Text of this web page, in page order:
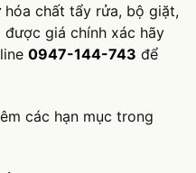
chất tẩy rửa, bộ giặt,
giá chính xác hãy
0947-144-743 để
các hạn mục trong